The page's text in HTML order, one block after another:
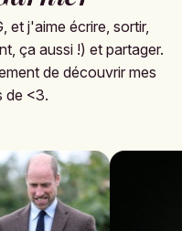
et j'aime écrire, sortir,
ça aussi !) et partager.
de découvrir mes
de <3.